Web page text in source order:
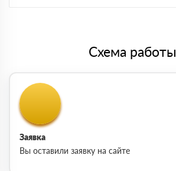
Схема работы
Заявка
Вы оставили заявку на сайте